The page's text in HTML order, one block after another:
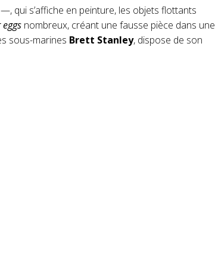
—, qui s’affiche en peinture, les objets flottants
nombreux, créant une fausse pièce dans une
sous-marines Brett Stanley, dispose de son